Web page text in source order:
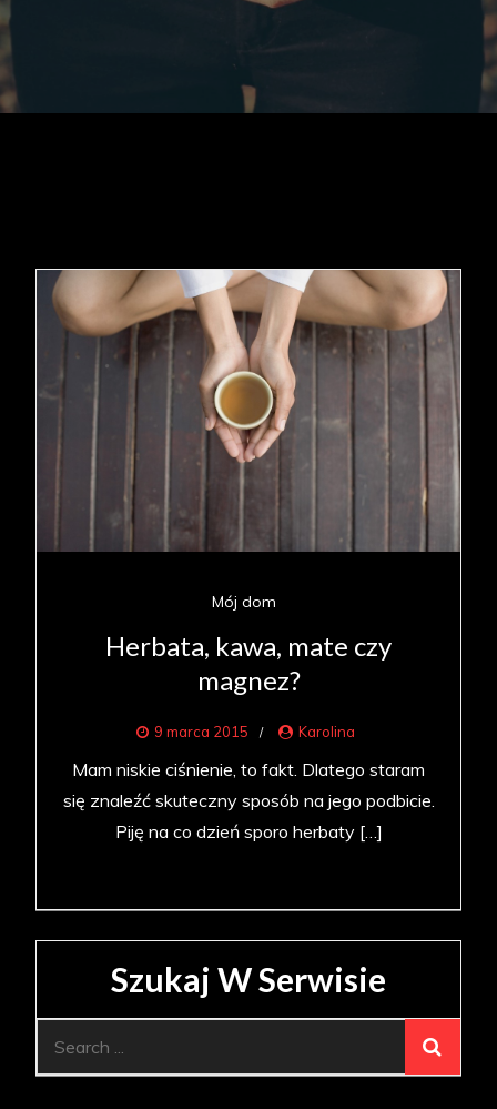
Mój dom
Herbata, kawa, mate czy
magnez?
9 marca 2015 Karolina
Mam niskie ciśnienie, to fakt. Dlatego staram
się znaleźć skuteczny sposób na jego podbicie.
Piję na co dzień sporo herbaty […]
Szukaj W Serwisie